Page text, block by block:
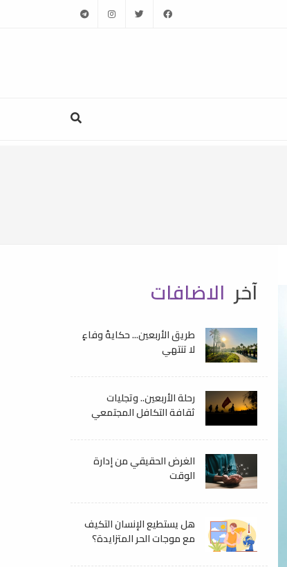
facebook
twitter
instagram
telegram
آخر الاضافات
طريق الأربعين... حكايةُ وفاءٍ
لا تنتهي
رحلة الأربعين.. وتجليات
ثقافة التكافل المجتمعي
الغرض الحقيقي من إدارة
الوقت
هل يستطيع الإنسان التكيف
مع موجات الحر المتزايدة؟